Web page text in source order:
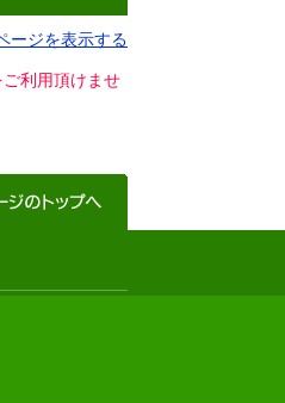
ージを表示する
利用頂けませ